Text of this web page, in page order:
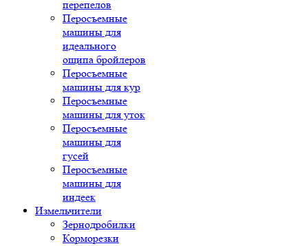
перепелов
Перосъемные
машины для
идеального
ощипа бройлеров
Перосъемные
машины для кур
Перосъемные
машины для уток
Перосъемные
машины для
гусей
Перосъемные
машины для
индеек
Измельчители
Зернодробилки
Корморезки